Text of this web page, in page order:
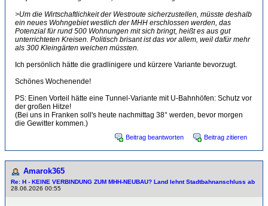
>Um die Wirtschaftlichkeit der Westroute sicherzustellen, müsste deshalb
ein neues Wohngebiet westlich der MHH erschlossen werden, das
Potenzial für rund 500 Wohnungen mit sich bringt, heißt es aus gut
unterrichteten Kreisen. Politisch brisant ist das vor allem, weil dafür mehr
als 300 Kleingärten weichen müssten.
Ich persönlich hätte die gradlinigere und kürzere Variante bevorzugt.
Schönes Wochenende!
PS: Einen Vorteil hätte eine Tunnel-Variante mit U-Bahnhöfen: Schutz vor
der großen Hitze!
(Bei uns in Franken soll's heute nachmittag 38° werden, bevor morgen
die Gewitter kommen.)
Beitrag beantworten Beitrag zitieren
Amarok365
Re: H - KEINE VERBINDUNG ZUM MHH-NEUBAU? Land lehnt Stadtbahnanschluss ab
28.06.2026 00:55